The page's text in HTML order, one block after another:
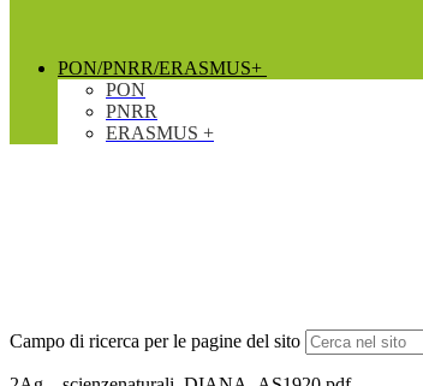
PON/PNRR/ERASMUS+
PON
PNRR
ERASMUS +
Campo di ricerca per le pagine del sito